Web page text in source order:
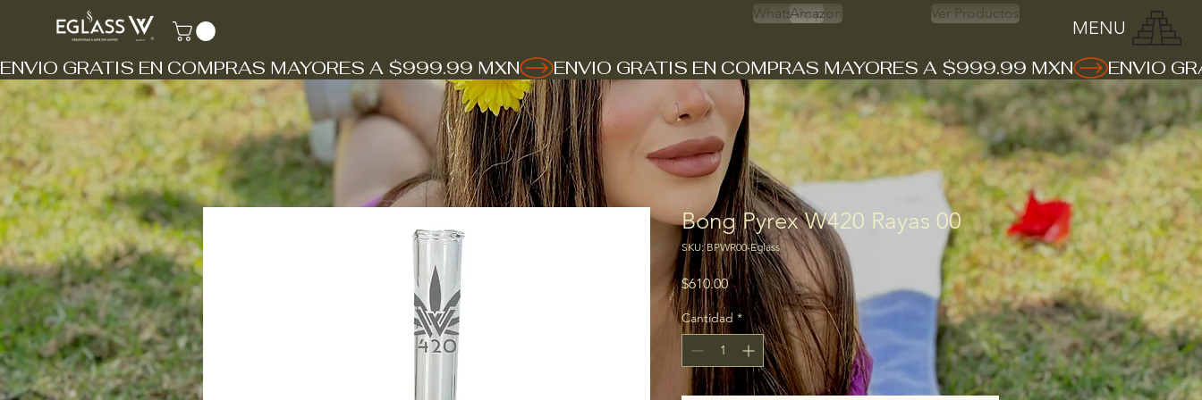
Whats App
Amazon Ver Productos
MENU
ENVIO GRATIS EN COMPRAS MAYORES A $999.99 MXN
Bong Pyrex W420 Rayas 00
SKU: BPWR00-Eglass
$610.00Precio
Cantidad *